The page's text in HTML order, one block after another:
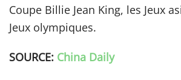
Coupe Billie Jean King, les Jeux
Jeux olympiques.
SOURCE: China Daily